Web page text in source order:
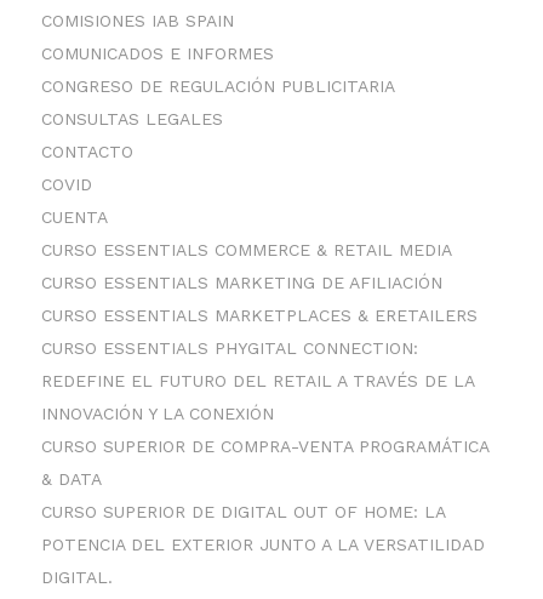
COMISIONES IAB SPAIN
COMUNICADOS E INFORMES
CONGRESO DE REGULACIÓN PUBLICITARIA
CONSULTAS LEGALES
CONTACTO
COVID
CUENTA
CURSO ESSENTIALS COMMERCE & RETAIL MEDIA
CURSO ESSENTIALS MARKETING DE AFILIACIÓN
CURSO ESSENTIALS MARKETPLACES & ERETAILERS
CURSO ESSENTIALS PHYGITAL CONNECTION:
REDEFINE EL FUTURO DEL RETAIL A TRAVÉS DE LA
INNOVACIÓN Y LA CONEXIÓN
CURSO SUPERIOR DE COMPRA-VENTA PROGRAMÁTICA
& DATA
CURSO SUPERIOR DE DIGITAL OUT OF HOME: LA
POTENCIA DEL EXTERIOR JUNTO A LA VERSATILIDAD
DIGITAL.